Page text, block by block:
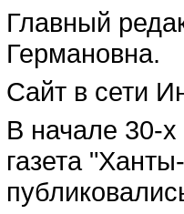
Главный
Германовна.
Сайт в сети
В начале 30-х
газета